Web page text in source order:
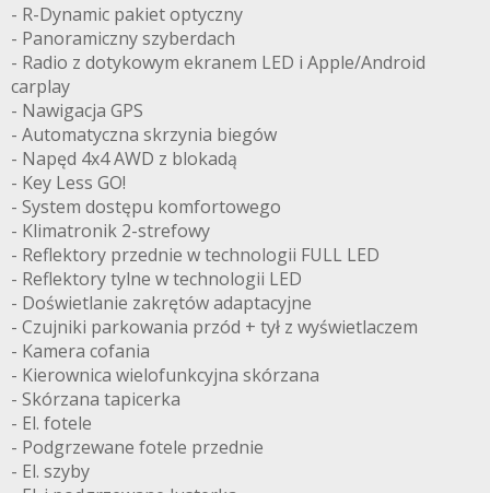
- R-Dynamic pakiet optyczny
- Panoramiczny szyberdach
- Radio z dotykowym ekranem LED i Apple/Android
carplay
- Nawigacja GPS
- Automatyczna skrzynia biegów
- Napęd 4x4 AWD z blokadą
- Key Less GO!
- System dostępu komfortowego
- Klimatronik 2-strefowy
- Reflektory przednie w technologii FULL LED
- Reflektory tylne w technologii LED
- Doświetlanie zakrętów adaptacyjne
- Czujniki parkowania przód + tył z wyświetlaczem
- Kamera cofania
- Kierownica wielofunkcyjna skórzana
- Skórzana tapicerka
- El. fotele
- Podgrzewane fotele przednie
- El. szyby